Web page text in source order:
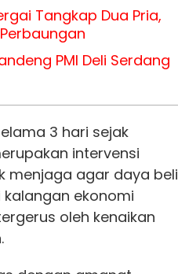
Tangkap Dua Pria,
PMI Deli Serdang
3 hari sejak
intervensi
menjaga agar daya beli
ekonomi
oleh kenaikan